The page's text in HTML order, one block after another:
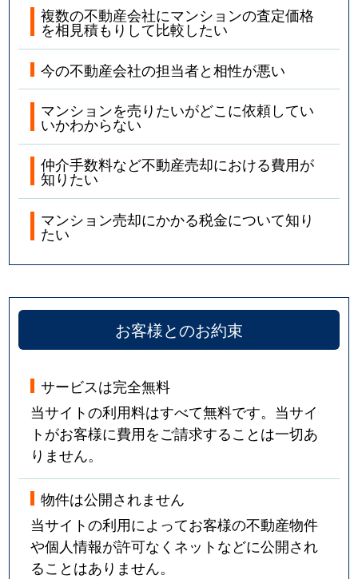
複数の不動産会社にマンションの査定価格
を相見積もりして比較したい
今の不動産会社の担当者と相性が悪い
マンションを売りたいがどこに依頼してい
いかわからない
仲介手数料など不動産売却における費用が
知りたい
マンション売却にかかる税金について知り
たい
お客様とのお約束
サービスは完全無料
当サイトの利用料はすべて無料です。当サイ
トがお客様に費用をご請求することは一切あ
りません。
物件は公開されません
当サイトの利用によってお客様の不動産物件
や個人情報が許可なくネットなどに公開され
ることはありません。